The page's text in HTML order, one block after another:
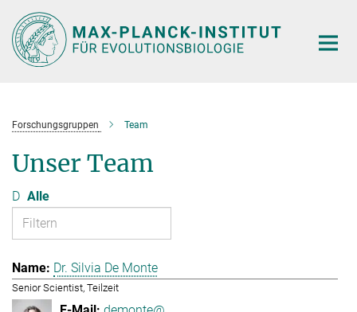
Hauptinhalt
Forschungsgruppen Team
Unser Team
D Alle
Dr. Silvia De Monte
Senior Scientist, Teilzeit